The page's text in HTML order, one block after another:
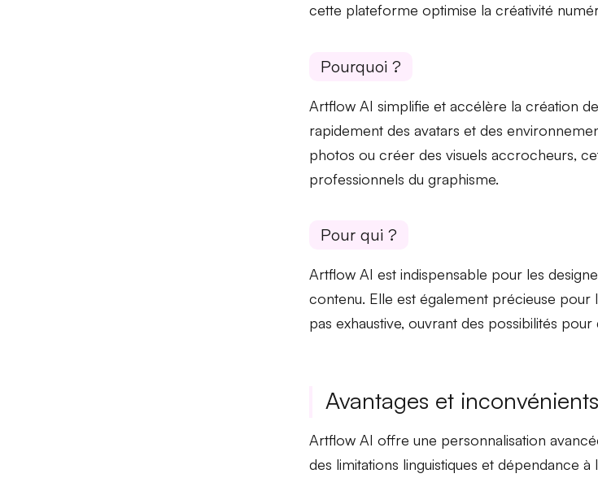
cette plateforme optimise la créativité
Pourquoi ?
Artflow AI simplifie et accélère la création
rapidement des avatars et des
photos ou créer des visuels accrocheurs,
professionnels du graphisme.
Pour qui ?
Artflow AI est indispensable pour les
contenu. Elle est également précieuse pour
pas exhaustive, ouvrant des possibilités
Avantages et inconvénients
Artflow AI offre une personnalisation
des limitations linguistiques et dépendance à